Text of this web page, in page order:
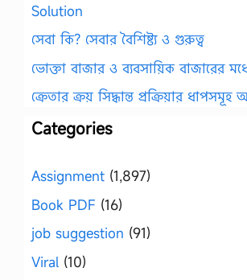
Solution
সেবা কি? সেবার বৈশিষ্ট্য ও গুরুত্ব
ভোক্তা বাজার ও ব্যবসায়িক বাজারের
ক্রেতার ক্রয় সিদ্ধান্ত প্রক্রিয়ার
Categories
Assignment (1,897)
Book PDF (16)
job suggestion (91)
Viral (10)